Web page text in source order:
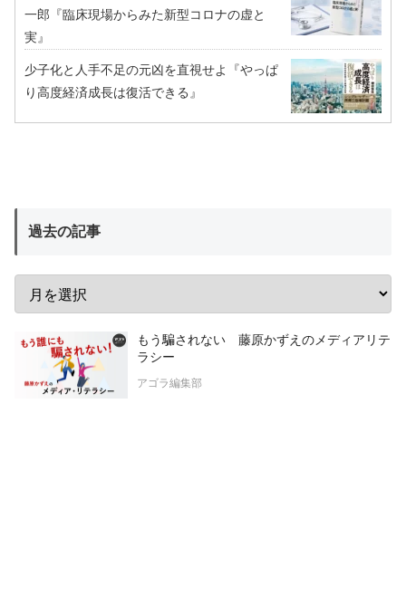
一郎『臨床現場からみた新型コロナの虚と
実』
少子化と人手不足の元凶を直視せよ『やっぱ
り高度経済成長は復活できる』
過去の記事
もう騙されない 藤原かずえのメディアリテ
ラシー
アゴラ編集部